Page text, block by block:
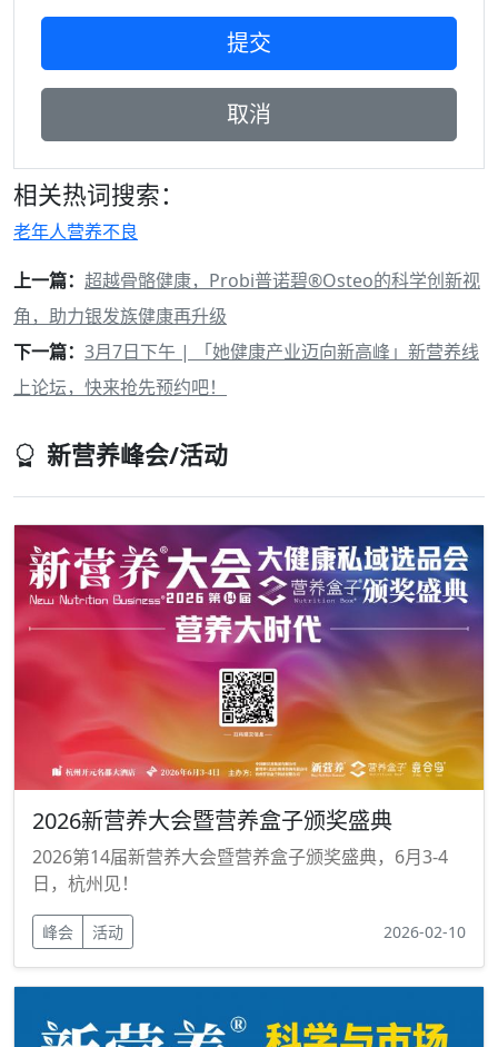
相关热词搜索：
老年人营养不良
上一篇： 超越骨骼健康，Probi普诺碧®Osteo的科学创新视
角，助力银发族健康再升级
下一篇： 3月7日下午 | 「她健康产业迈向新高峰」新营养线
上论坛，快来抢先预约吧！
新营养峰会/活动
2026新营养大会暨营养盒子颁奖盛典
2026第14届新营养大会暨营养盒子颁奖盛典，6月3-4
日，杭州见！
峰会 活动 2026-02-10